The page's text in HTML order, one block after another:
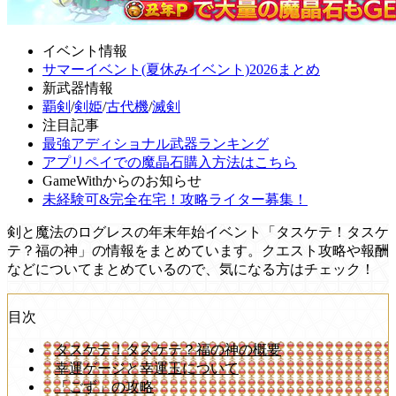
イベント情報
サマーイベント(夏休みイベント)2026まとめ
新武器情報
覇剣 /剣姫/古代機/滅剣
注目記事
最強アディショナル武器ランキング
アプリペイでの魔晶石購入方法はこちら
GameWithからのお知らせ
未経験可&完全在宅！攻略ライター募集！
剣と魔法のログレスの年末年始イベント「タスケテ！タスケ
テ？福の神」の情報をまとめています。クエスト攻略や報酬
などについてまとめているので、気になる方はチェック！
目次
タスケテ！タスケテ？福の神の概要
幸運ゲージと幸運玉について
「ごず」の攻略